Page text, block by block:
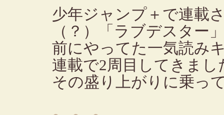
少年ジャンプ＋で連載
（？）「ラブデスター
前にやってた一気読み
連載で2周目してきまし
その盛り上がりに乗っ